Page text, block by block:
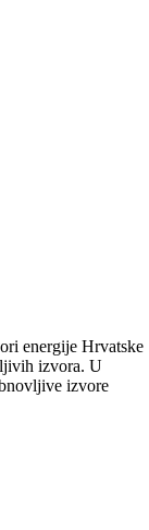
energije Hrvatske
izvora. U
izvore